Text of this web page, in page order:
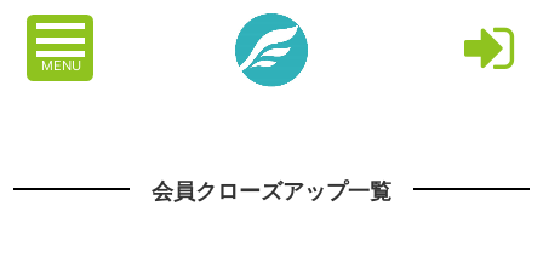
MENU
会員クローズアップ一覧